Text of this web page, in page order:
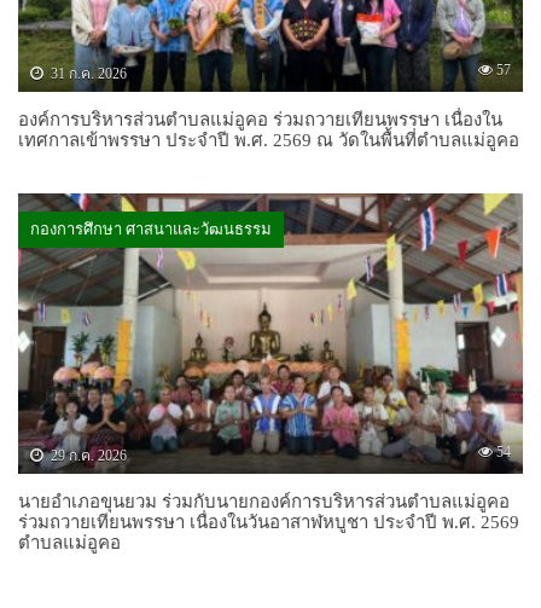
31 ก.ค. 2026 57
องค์การบริหารส่วนตำบลแม่อูคอ ร่วมถวายเทียนพรรษา เนื่องใน
เทศกาลเข้าพรรษา ประจำปี พ.ศ. 2569 ณ วัดในพื้นที่ตำบลแม่อูคอ
กองการศึกษา ศาสนาและวัฒนธรรม
29 ก.ค. 2026 54
นายอำเภอขุนยวม ร่วมกับนายกองค์การบริหารส่วนตำบลแม่อูคอ
ร่วมถวายเทียนพรรษา เนื่องในวันอาสาฬหบูชา ประจำปี พ.ศ. 2569
ตำบลแม่อูคอ